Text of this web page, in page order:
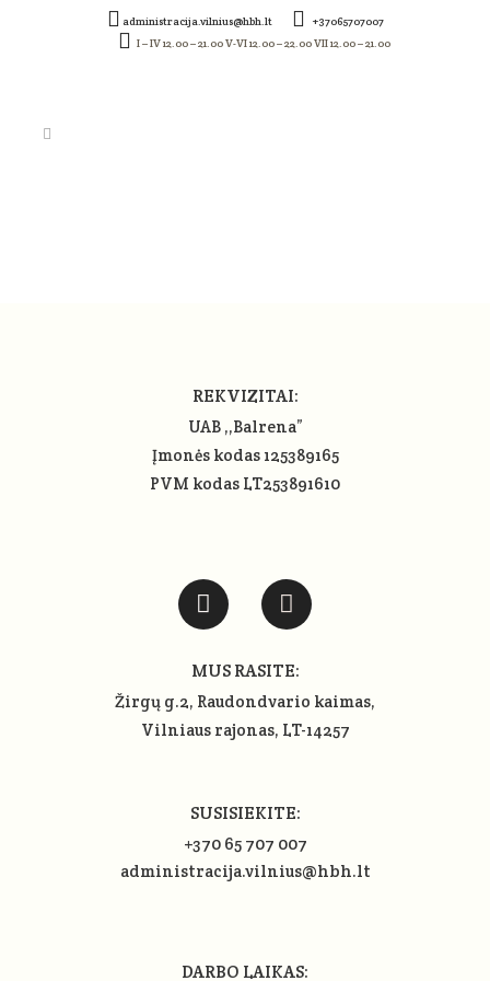
administracija.vilnius@hbh.lt
+37065707007
I – IV 12.00 – 21.00 V-VI 12.00 – 22.00 VII 12.00 – 21.00
REKVIZITAI:
UAB ,,Balrena”
Įmonės kodas 125389165
PVM kodas LT253891610
MUS RASITE:
Žirgų g.2, Raudondvario kaimas,
Vilniaus rajonas, LT-14257
SUSISIEKITE:
+370 65 707 007
administracija.vilnius@hbh.lt
DARBO LAIKAS: